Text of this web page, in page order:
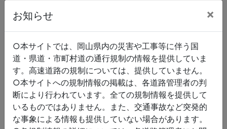
お知らせ ×
○本サイトでは、岡山県内の災害や工事等に伴う国
道・県道・市町村道の通行規制の情報を提供していま
す。高速道路の規制については、提供していません。
○本サイトへの規制情報の掲載は、各道路管理者の判
断により行われています。全ての規制情報を提供して
いるものではありません。また、交通事故など突発的
な事象による情報も提供していない場合があります。
路線種別選択
国道
県道
市町村道